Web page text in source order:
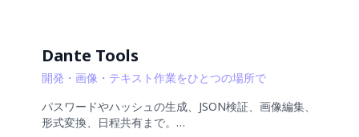
Dante Tools
開発・画像・テキスト作業をひとつの場所で
パスワードやハッシュの生成、JSON検証、画像編集、
形式変換、日程共有まで。